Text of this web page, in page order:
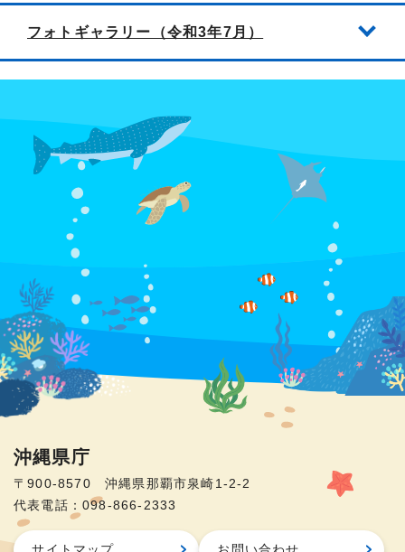
フォトギャラリー（令和3年7月）
沖縄県庁
〒900-8570 沖縄県那覇市泉崎1-2-2
代表電話：098-866-2333